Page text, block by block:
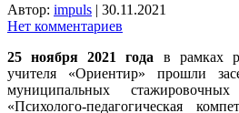
Автор: impuls | 30.11.2021
Нет комментариев
25 ноября 2021 года в рамках
учителя «Ориентир» прошли
муниципальных
«Психолого-педагогическая